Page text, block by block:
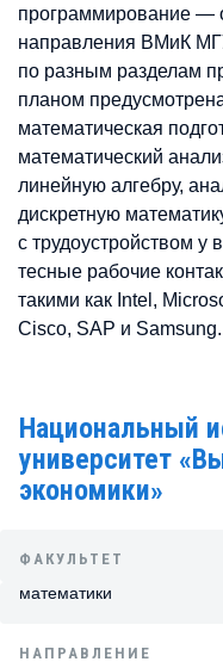
программирование —
направления ВМиК
по разным разделам
планом
математическая
математический
линейную алгебру,
дискретную
с трудоустройством у
тесные рабочие
такими как Intel,
Cisco, SAP и Samsung.
Национальный
университет
экономики»
ФАКУЛЬТЕТ
математики
НАПРАВЛЕНИЕ